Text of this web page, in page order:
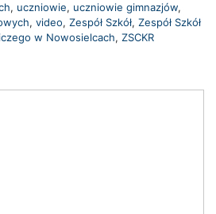
, uczniowie, uczniowie gimnazjów,
, video, Zespół Szkół, Zespół Szkół
w Nowosielcach, ZSCKR